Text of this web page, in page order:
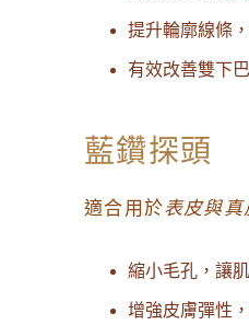
提升輪廓線條
有效改善雙下
藍鑽探頭
適合用於表皮與真
縮小毛孔，讓
增強皮膚彈性